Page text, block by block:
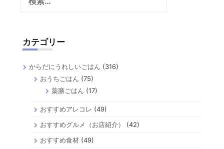
カテゴリー
からだにうれしいごはん (316)
おうちごはん (75)
薬膳ごはん (17)
おすすめアレコレ (49)
おすすめグルメ（お店紹介）
(42)
おすすめ食材 (49)